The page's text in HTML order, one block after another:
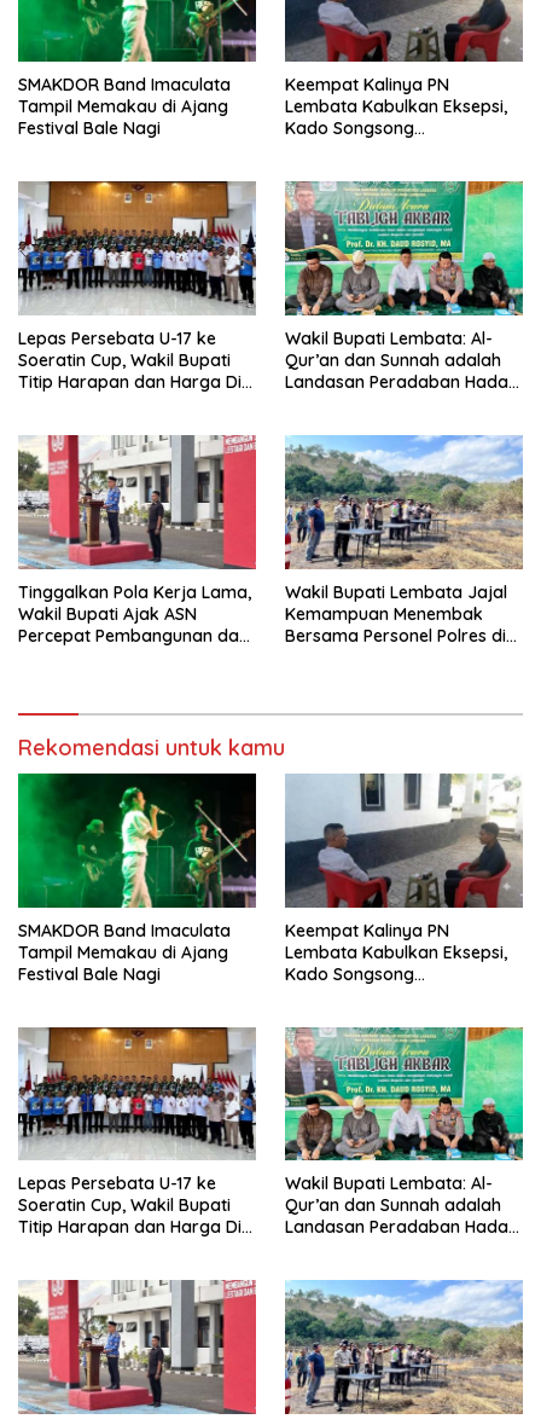
SMAKDOR Band Imaculata
Tampil Memakau di Ajang
Festival Bale Nagi
Keempat Kalinya PN
Lembata Kabulkan Eksepsi,
Kado Songsong
Lepas Persebata U-17 ke
Soeratin Cup, Wakil Bupati
Titip Harapan dan Harga Diri
Wakil Bupati Lembata: Al-
Qur’an dan Sunnah adalah
Landasan Peradaban Hadapi
Tinggalkan Pola Kerja Lama,
Wakil Bupati Ajak ASN
Percepat Pembangunan dan
Wakil Bupati Lembata Jajal
Kemampuan Menembak
Bersama Personel Polres di
Rekomendasi untuk kamu
SMAKDOR Band Imaculata
Tampil Memakau di Ajang
Festival Bale Nagi
Keempat Kalinya PN
Lembata Kabulkan Eksepsi,
Kado Songsong
Lepas Persebata U-17 ke
Soeratin Cup, Wakil Bupati
Titip Harapan dan Harga Diri
Wakil Bupati Lembata: Al-
Qur’an dan Sunnah adalah
Landasan Peradaban Hadapi